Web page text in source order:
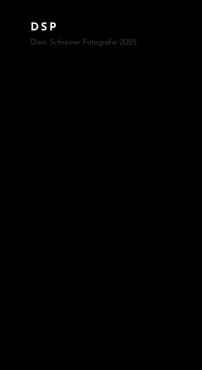
DSP
Dani Schreiner Fotografie 2025